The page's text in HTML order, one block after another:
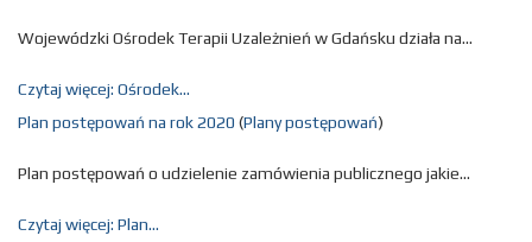
Wojewódzki Ośrodek Terapii Uzależnień w Gdańsku działa na...
Czytaj więcej: Ośrodek...
Plan postępowań na rok 2020 (Plany postępowań)
Plan postępowań o udzielenie zamówienia publicznego jakie...
Czytaj więcej: Plan...